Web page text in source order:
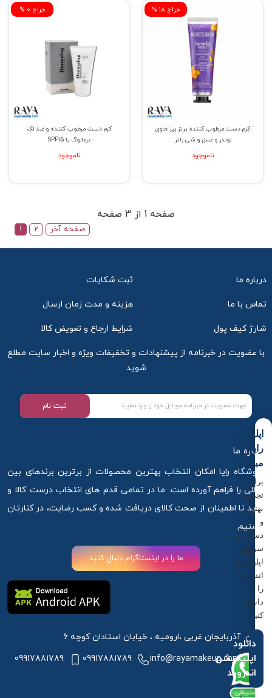
% حراج 18
کرم دست مرطوب کننده برتز بیز حاوی
لوندر و عسل و شی باتر
ناموجود
% حراج 0
کرم دست مرطوب کننده و ضد لک
درمالوگ با SPF15
ناموجود
صفحه 1 از 3 صفحه
1 2 صفحه آخر
درباره ما ثبت شکایات
تماس با ما هزینه و مدت زمان ارسال
شارژ کیف پول شرایط ارجاع و تعویض کالا
با عضویت در خبرنامه از پیشنهادات و تخفیفات ویژه و اخبار سایت مطلع
شوید
ثبت نام
درباره ما
فروشگاه رایا امکان انتخاب بهترین محصولات از برترین برندهای بین
المللی را فراهم آورده است. ما در تمامی قدم های انتخاب درست کالا و
خرید تا اطمینان از صحت کالای دریافت شده و کسب رضایت، در کنارتان
هستیم.
ما را در اینستاگرام دنبال کنید
آذربایجان غربی ،ارومیه ، خیابان استادان کوچه 6
info@rayamakeup.com
09917881789
09917881789
اپلیکیشن
رایا
میکاپ
برای
تجربه
بهتر
و
دسترسی
سریع‌تر،
اپلیکیشن
اندروید
را
دانلود
کنید.
دانلود
اپلیکیشن
اندروید